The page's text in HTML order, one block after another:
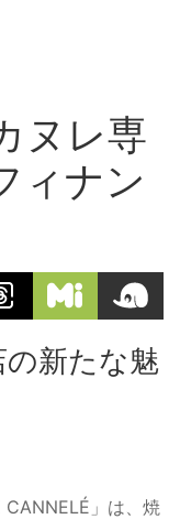
ヌレ専
ィナン
新たな魅
」は、焼